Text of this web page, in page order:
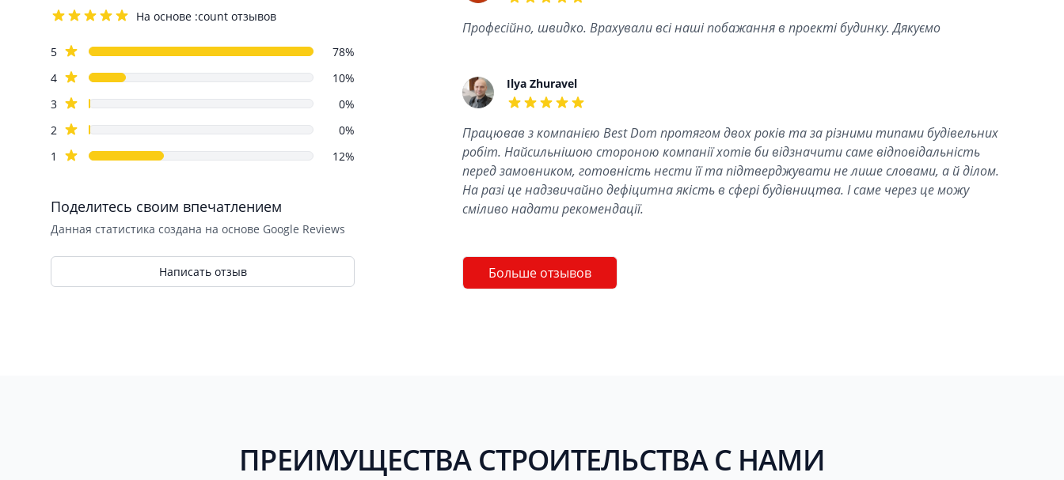
На основе :count отзывов
Review data
5star reviews
78%
4star reviews
10%
3star reviews
0%
2 star reviews
0%
1
star reviews 12%
Поделитесь своим впечатлением
Данная статистика создана на основе Google Reviews
Написать отзыв
Професійно, швидко. Врахували всі наші побажання в проекті будинку. Дякуємо
Ilya Zhuravel
Працював з компанією Best Dom протягом двох років та за різними типами будівельних
робіт. Найсильнішою стороною компанії хотів би відзначити саме відповідальність
перед замовником, готовність нести її та підтверджувати не лише словами, а й ділом.
На разі це надзвичайно дефіцитна якість в сфері будівництва. І саме через це можу
сміливо надати рекомендації.
Больше отзывов
ПРЕИМУЩЕСТВА СТРОИТЕЛЬСТВА С НАМИ